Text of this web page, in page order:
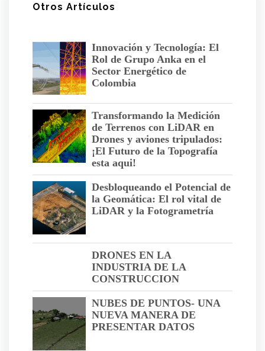
Otros Artículos
Innovación y Tecnología: El
Rol de Grupo Anka en el
Sector Energético de
Colombia
Transformando la Medición
de Terrenos con LiDAR en
Drones y aviones tripulados:
¡El Futuro de la Topografía
esta aqui!
Desbloqueando el Potencial de
la Geomática: El rol vital de
LiDAR y la Fotogrametría
DRONES EN LA
INDUSTRIA DE LA
CONSTRUCCION
NUBES DE PUNTOS- UNA
NUEVA MANERA DE
PRESENTAR DATOS